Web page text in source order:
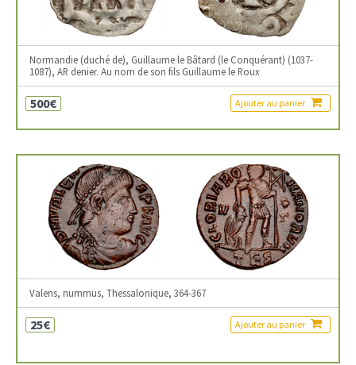
Normandie (duché de), Guillaume le Bâtard (le Conquérant) (1037-
1087), AR denier. Au nom de son fils Guillaume le Roux
500€ Ajouter au panier
Valens, nummus, Thessalonique, 364-367
25€ Ajouter au panier